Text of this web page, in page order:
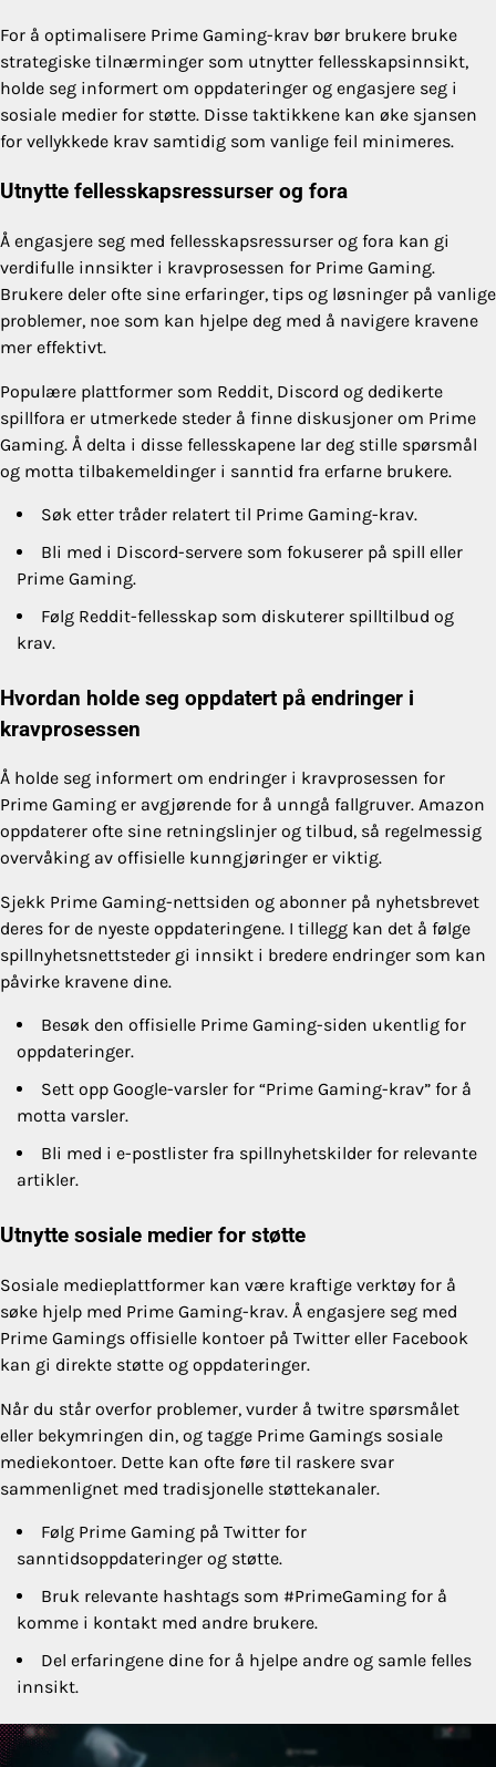
For å optimalisere Prime Gaming-krav bør brukere bruke
strategiske tilnærminger som utnytter fellesskapsinnsikt,
holde seg informert om oppdateringer og engasjere seg i
sosiale medier for støtte. Disse taktikkene kan øke sjansen
for vellykkede krav samtidig som vanlige feil minimeres.
Utnytte fellesskapsressurser og fora
Å engasjere seg med fellesskapsressurser og fora kan gi
verdifulle innsikter i kravprosessen for Prime Gaming.
Brukere deler ofte sine erfaringer, tips og løsninger på vanlige
problemer, noe som kan hjelpe deg med å navigere kravene
mer effektivt.
Populære plattformer som Reddit, Discord og dedikerte
spillfora er utmerkede steder å finne diskusjoner om Prime
Gaming. Å delta i disse fellesskapene lar deg stille spørsmål
og motta tilbakemeldinger i sanntid fra erfarne brukere.
Søk etter tråder relatert til Prime Gaming-krav.
Bli med i Discord-servere som fokuserer på spill eller
Prime Gaming.
Følg Reddit-fellesskap som diskuterer spilltilbud og
krav.
Hvordan holde seg oppdatert på endringer i
kravprosessen
Å holde seg informert om endringer i kravprosessen for
Prime Gaming er avgjørende for å unngå fallgruver. Amazon
oppdaterer ofte sine retningslinjer og tilbud, så regelmessig
overvåking av offisielle kunngjøringer er viktig.
Sjekk Prime Gaming-nettsiden og abonner på nyhetsbrevet
deres for de nyeste oppdateringene. I tillegg kan det å følge
spillnyhetsnettsteder gi innsikt i bredere endringer som kan
påvirke kravene dine.
Besøk den offisielle Prime Gaming-siden ukentlig for
oppdateringer.
Sett opp Google-varsler for “Prime Gaming-krav” for å
motta varsler.
Bli med i e-postlister fra spillnyhetskilder for relevante
artikler.
Utnytte sosiale medier for støtte
Sosiale medieplattformer kan være kraftige verktøy for å
søke hjelp med Prime Gaming-krav. Å engasjere seg med
Prime Gamings offisielle kontoer på Twitter eller Facebook
kan gi direkte støtte og oppdateringer.
Når du står overfor problemer, vurder å twitre spørsmålet
eller bekymringen din, og tagge Prime Gamings sosiale
mediekontoer. Dette kan ofte føre til raskere svar
sammenlignet med tradisjonelle støttekanaler.
Følg Prime Gaming på Twitter for
sanntidsoppdateringer og støtte.
Bruk relevante hashtags som #PrimeGaming for å
komme i kontakt med andre brukere.
Del erfaringene dine for å hjelpe andre og samle felles
innsikt.